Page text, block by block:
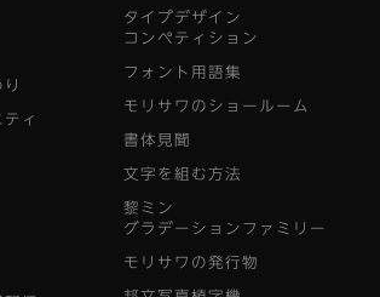
ィ
タイプデザイン
コンペティション
フォント用語集
モリサワのショールーム
書体見聞
文字を組む方法
黎ミン
グラデーションファミリー
モリサワの発行物